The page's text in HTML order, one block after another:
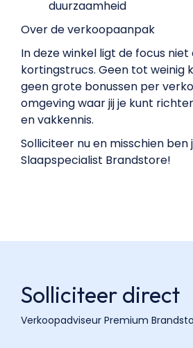
duurzaamheid
Over de verkoopaanpak
In deze winkel ligt de focus
kortingstrucs. Geen tot weinig
geen grote bonussen per
omgeving waar jij je kunt
en vakkennis.
Solliciteer nu en misschien ben
Slaapspecialist Brandstore!
Solliciteer direct